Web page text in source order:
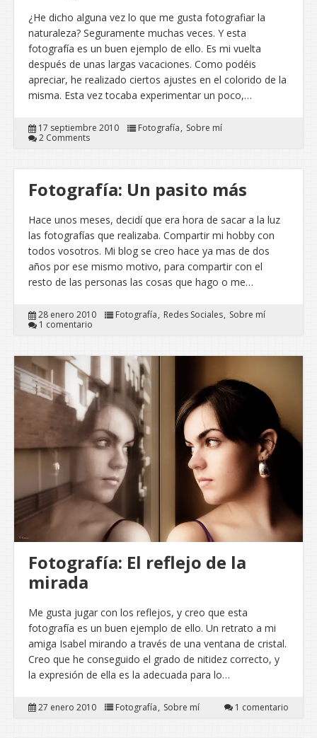
¿He dicho alguna vez lo que me gusta fotografiar la
naturaleza? Seguramente muchas veces. Y esta
fotografía es un buen ejemplo de ello. Es mi vuelta
después de unas largas vacaciones. Como podéis
apreciar, he realizado ciertos ajustes en el colorido de la
misma. Esta vez tocaba experimentar un poco,…
17 septiembre 2010 Fotografía
Sobre mí
2 Comments
Fotografía: Un pasito más
Hace unos meses, decidí que era hora de sacar a la luz
las fotografías que realizaba. Compartir mi hobby con
todos vosotros. Mi blog se creo hace ya mas de dos
años por ese mismo motivo, para compartir con el
resto de las personas las cosas que hago o me…
28 enero 2010 Fotografía Redes Sociales Sobre mí
1 comentario
Fotografía: El reflejo de la
mirada
Me gusta jugar con los reflejos, y creo que esta
fotografía es un buen ejemplo de ello. Un retrato a mi
amiga Isabel mirando a través de una ventana de cristal.
Creo que he conseguido el grado de nitidez correcto, y
la expresión de ella es la adecuada para lo…
27 enero 2010 Fotografía Sobre mí 1 comentario